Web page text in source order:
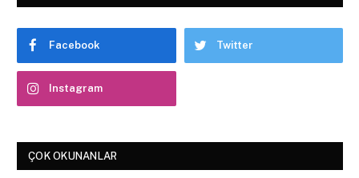
Facebook Twitter
Instagram
ÇOK OKUNANLAR